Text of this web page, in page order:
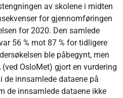
av skolene i midten
for gjennomføringen
for 2020. Den samlede
56 % mot 87 % for tidligere
ble påbegynt, men
OsloMet) gjort en vurdering
de innsamlede dataene på
de innsamlede dataene ikke